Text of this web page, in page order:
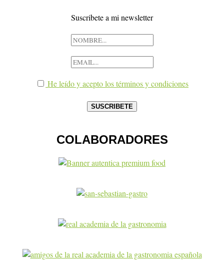
Suscribete a mi newsletter
He leído y acepto los términos y condiciones
COLABORADORES